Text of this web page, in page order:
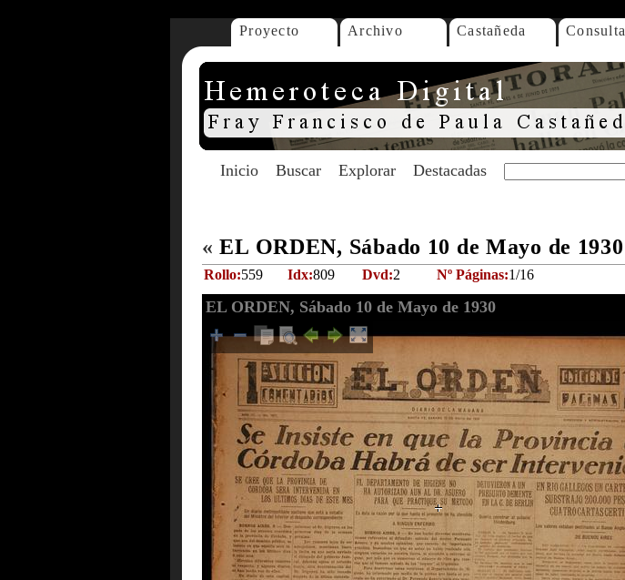
Proyecto Archivo Castañeda Consulta
Inicio Buscar Explorar Destacadas
« EL ORDEN, Sábado 10 de Mayo de 1930
Rollo:559 Idx:809 Dvd:2 Nº Páginas:1/16
EL ORDEN, Sábado 10 de Mayo de 1930